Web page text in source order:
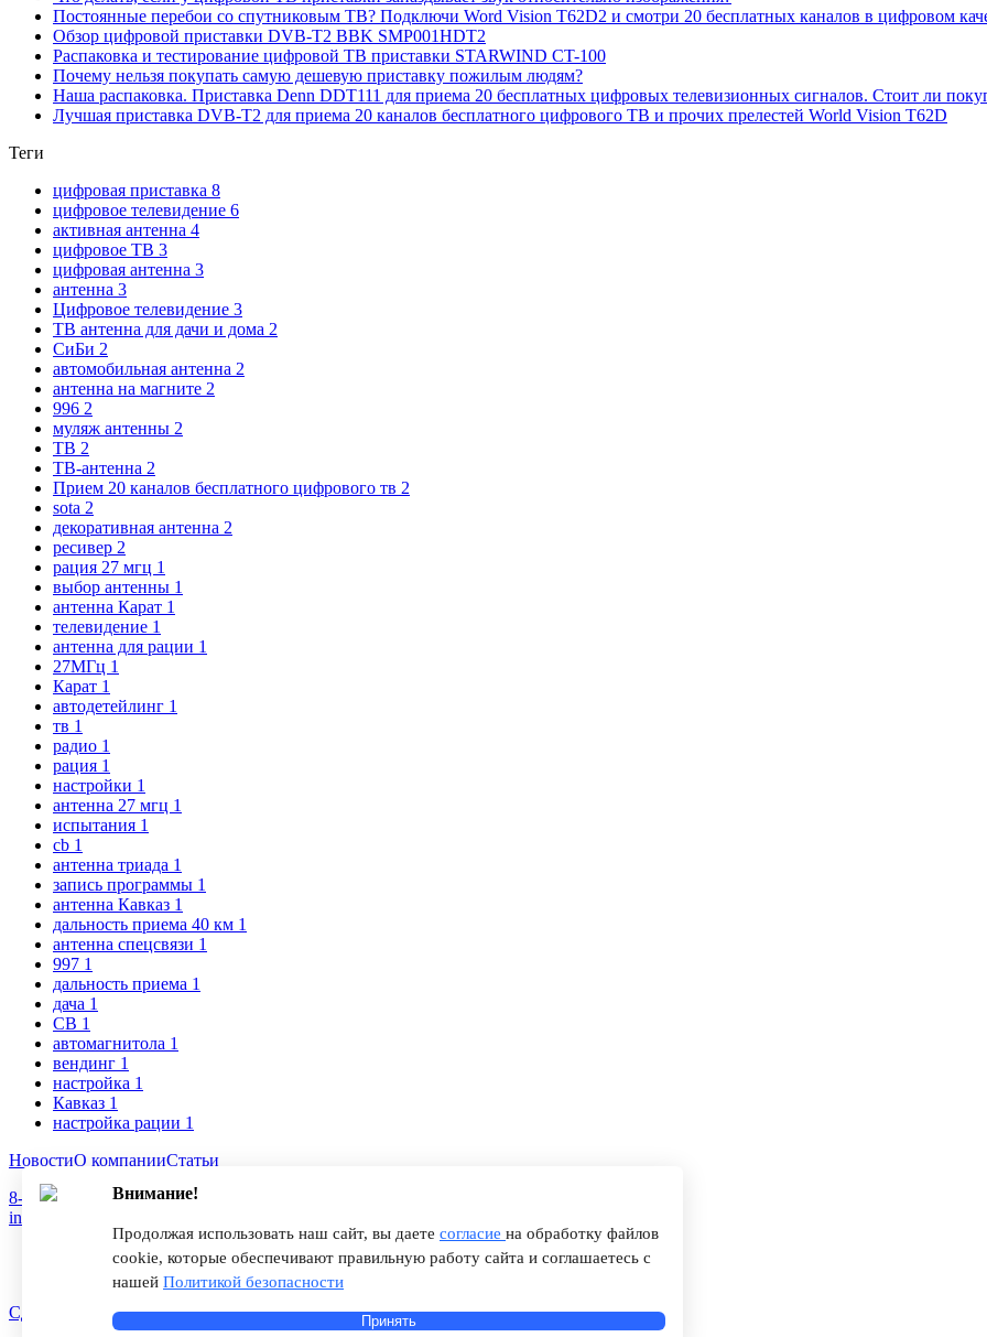
Постоянные перебои со спутниковым ТВ? Подключи Word Vision T62D2 и смотри 20 бесплатных каналов в цифровом
Обзор цифровой приставки DVB-T2 BBK SMP001HDT2
Распаковка и тестирование цифровой ТВ приставки STARWIND CT-100
Почему нельзя покупать самую дешевую приставку пожилым людям?
Наша распаковка. Приставка Denn DDT111 для приема 20 бесплатных цифровых телевизионных сигналов. Стоит ли
Лучшая приставка DVB-T2 для приема 20 каналов бесплатного цифрового ТВ и прочих прелестей World Vision T62D
Теги
цифровая приставка 8
цифровое телевидение 6
активная антенна 4
цифровое ТВ 3
цифровая антенна 3
антенна 3
Цифровое телевидение 3
ТВ антенна для дачи и дома 2
СиБи 2
автомобильная антенна 2
антенна на магните 2
996 2
муляж антенны 2
ТВ 2
ТВ-антенна 2
Прием 20 каналов бесплатного цифрового тв 2
sota 2
декоративная антенна 2
ресивер 2
рация 27 мгц 1
выбор антенны 1
антенна Карат 1
телевидение 1
антенна для рации 1
27МГц 1
Карат 1
автодетейлинг 1
тв 1
радио 1
рация 1
настройки 1
антенна 27 мгц 1
испытания 1
cb 1
антенна триада 1
запись программы 1
антенна Кавказ 1
дальность приема 40 км 1
антенна спецсвязи 1
997 1
дальность приема 1
дача 1
CB 1
автомагнитола 1
вендинг 1
настройка 1
Кавказ 1
настройка рации 1
НовостиО компанииСтатьи
8-800-775-18-46
info@antenna.ru
Сделано в InSales
Внимание!
Продолжая использовать наш сайт, вы даете согласие на обработку файлов
cookie, которые обеспечивают правильную работу сайта и соглашаетесь с
нашей Политикой безопасности
Принять